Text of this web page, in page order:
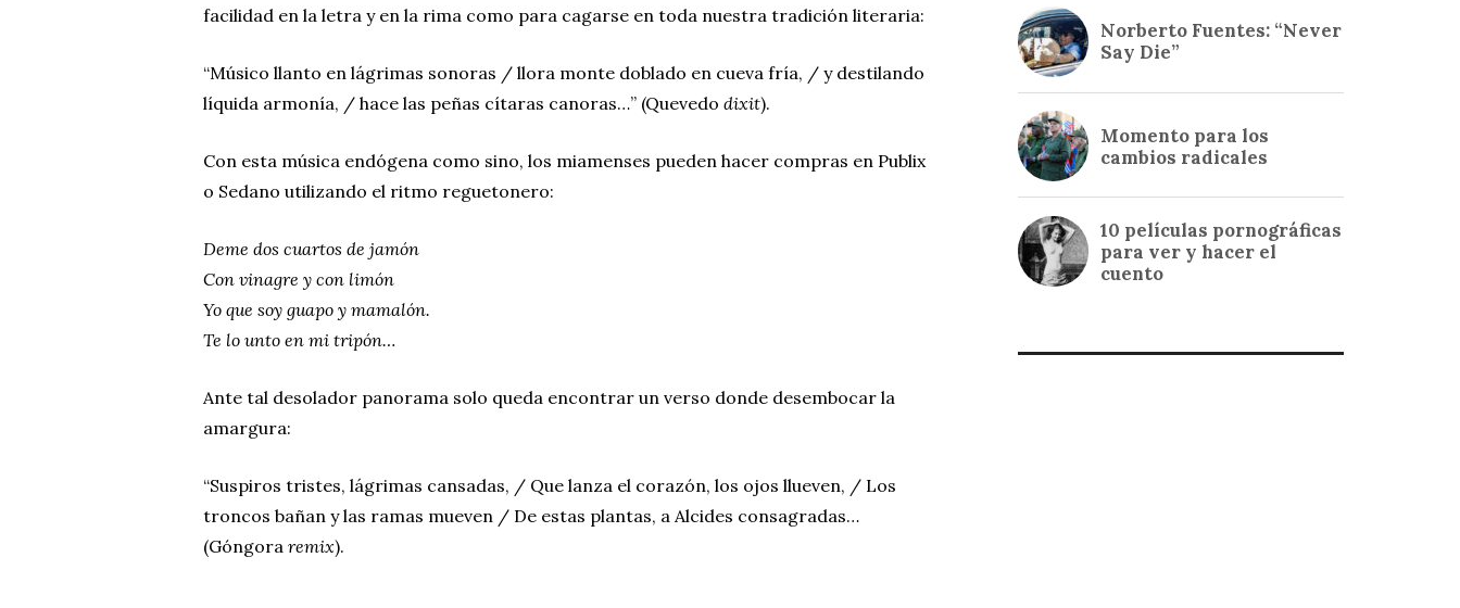
facilidad en la letra y en la rima como para cagarse en toda nuestra tradición literaria:
“Músico llanto en lágrimas sonoras / llora monte doblado en cueva fría, / y destilando
líquida armonía, / hace las peñas cítaras canoras…” (Quevedo dixit).
Con esta música endógena como sino, los miamenses pueden hacer compras en Publix
o Sedano utilizando el ritmo reguetonero:
Deme dos cuartos de jamón
Con vinagre y con limón
Yo que soy guapo y mamalón.
Te lo unto en mi tripón…
Ante tal desolador panorama solo queda encontrar un verso donde desembocar la
amargura:
“Suspiros tristes, lágrimas cansadas, / Que lanza el corazón, los ojos llueven, / Los
troncos bañan y las ramas mueven / De estas plantas, a Alcides consagradas…
(Góngora remix).